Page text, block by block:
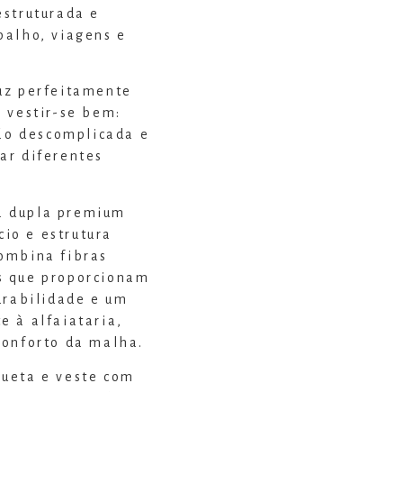
e
viagens e
perfeitamente
vestir-se bem:
descomplicada e
diferentes
dupla premium
e estrutura
fibras
que proporcionam
e um
à alfaiataria,
da malha.
e veste com